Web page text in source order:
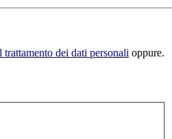
dei dati personali oppure.